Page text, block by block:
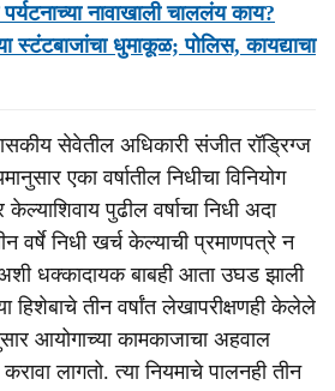
नावाखाली चाललंय काय?
स्टंटबाजांचा धुमाकूळ; पोलिस, कायद्याचा
सेवेतील अधिकारी संजीत रॉड्रिग्ज
एका वर्षातील निधीचा विनियोग
पुढील वर्षाचा निधी अदा
वर्षे निधी खर्च केल्याची प्रमाणपत्रे न
धक्कादायक बाबही आता उघड झाली
हिशेबाचे तीन वर्षांत लेखापरीक्षणही केलेले
आयोगाच्या कामकाजाचा अहवाल
लागतो. त्या नियमाचे पालनही तीन